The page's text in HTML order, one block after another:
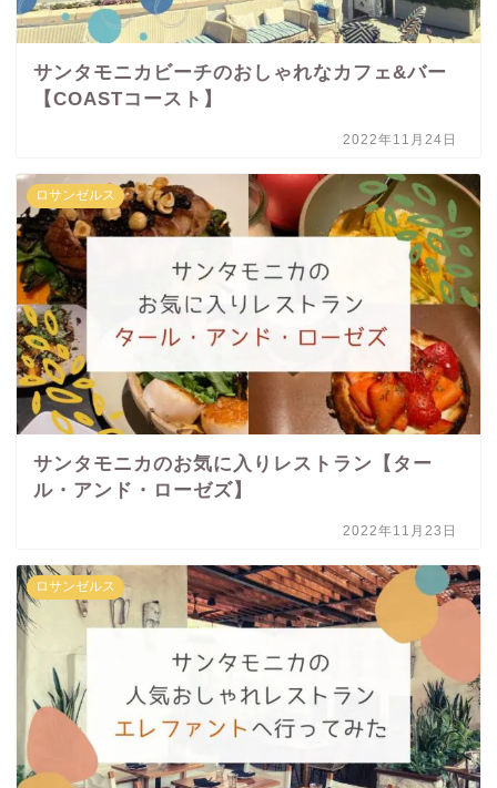
サンタモニカビーチのおしゃれなカフェ&バー
【COASTコースト】
2022年11月24日
ロサンゼルス
サンタモニカのお気に入りレストラン【ター
ル・アンド・ローゼズ】
2022年11月23日
ロサンゼルス